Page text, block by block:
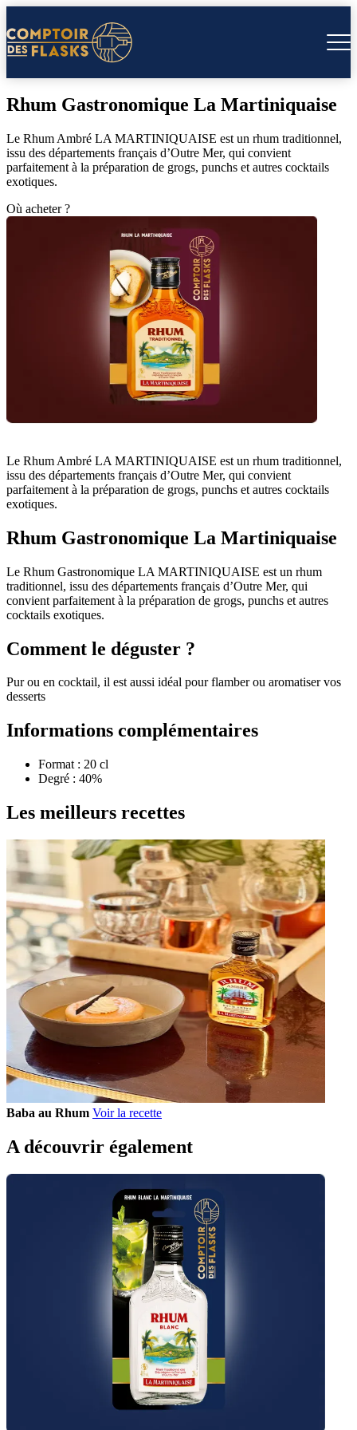
Rhum Gastronomique La Martiniquaise
Le Rhum Ambré LA MARTINIQUAISE est un rhum traditionnel,
issu des départements français d’Outre Mer, qui convient
parfaitement à la préparation de grogs, punchs et autres cocktails
exotiques.
Où acheter ?
Le Rhum Ambré LA MARTINIQUAISE est un rhum traditionnel,
issu des départements français d’Outre Mer, qui convient
parfaitement à la préparation de grogs, punchs et autres cocktails
exotiques.
Rhum Gastronomique La Martiniquaise
Le Rhum Gastronomique LA MARTINIQUAISE est un rhum
traditionnel, issu des départements français d’Outre Mer, qui
convient parfaitement à la préparation de grogs, punchs et autres
cocktails exotiques.
Comment le déguster ?
Pur ou en cocktail, il est aussi idéal pour flamber ou aromatiser vos
desserts
Informations complémentaires
Format : 20 cl
Degré : 40%
Les meilleurs recettes
Baba au Rhum Voir la recette
A découvrir également